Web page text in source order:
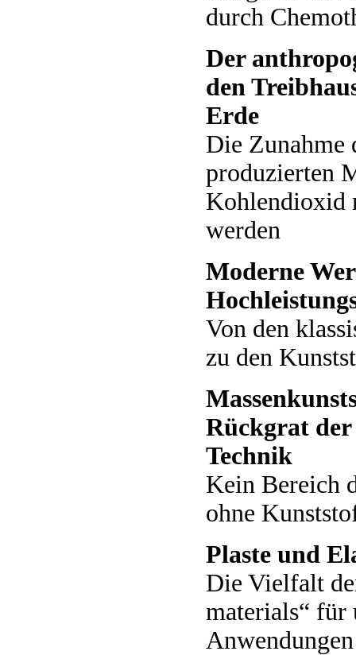
durch
Der
den
Erde
Die Zunahme
produzierten
Kohlendioxid
werden
Moderne
Von den
zu den
Rückgrat
Technik
Kein Bereich
ohne
Plaste und
Die Vielfalt
materials“ für
Anwendungen